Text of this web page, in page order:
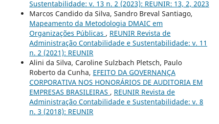
Sustentabilidade: v. 13 n. 2 (2023): REUNIR: 13, 2, 2023
Marcos Candido da Silva, Sandro Breval Santiago,
Mapeamento da Metodologia DMAIC em
Organizações Públicas , REUNIR Revista de
Administração Contabilidade e Sustentabilidade: v. 11
n. 2 (2021): REUNIR
Alini da Silva, Caroline Sulzbach Pletsch, Paulo
Roberto da Cunha, EFEITO DA GOVERNANÇA
CORPORATIVA NOS HONORÁRIOS DE AUDITORIA EM
EMPRESAS BRASILEIRAS , REUNIR Revista de
Administração Contabilidade e Sustentabilidade: v. 8
n. 3 (2018): REUNIR